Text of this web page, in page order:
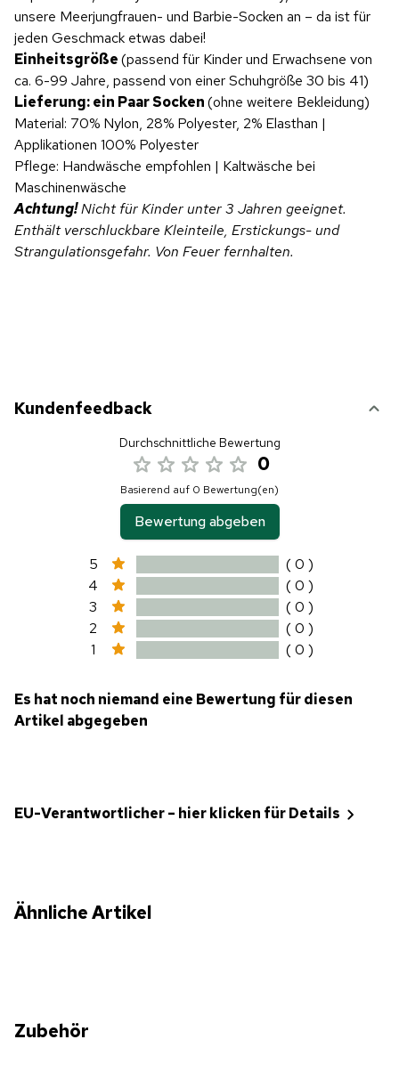
unsere Meerjungfrauen- und Barbie-Socken an – da ist für
jeden Geschmack etwas dabei!
Einheitsgröße(passend für Kinder und Erwachsene von
ca. 6-99 Jahre, passend von einer Schuhgröße 30 bis 41)
Lieferung: ein Paar Socken(ohne weitere Bekleidung)
Material: 70% Nylon, 28% Polyester, 2% Elasthan |
Applikationen 100% Polyester
Pflege: Handwäsche empfohlen | Kaltwäsche bei
Maschinenwäsche
Achtung!Nicht für Kinder unter 3 Jahren geeignet.
Enthält verschluckbare Kleinteile, Erstickungs- und
Strangulationsgefahr. Von Feuer fernhalten.
Kundenfeedback
Durchschnittliche Bewertung
0
Basierend auf 0 Bewertung(en)
Bewertung abgeben
5
( 0 )
4
( 0 )
3
( 0 )
2
( 0 )
1
( 0 )
Es hat noch niemand eine Bewertung für diesen
Artikel abgegeben
EU-Verantwortlicher – hier klicken für Details
Ähnliche Artikel
Zubehör